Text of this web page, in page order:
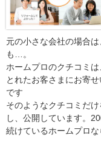
元の小さな会社の場合
も…。
ホームプロのクチコミ
とれたお客さまにお寄
です
そのようなクチコミだ
し、公開しています。
続けているホームプロな